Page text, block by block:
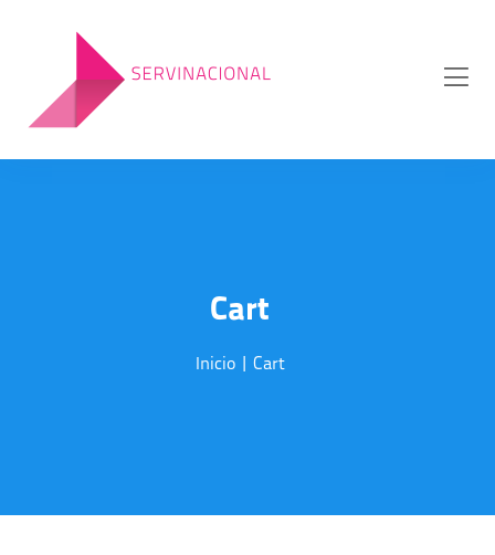
Cart
Inicio| Cart